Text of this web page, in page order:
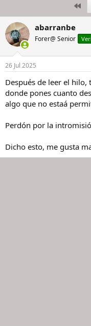
c
i
a
d
o
r
d
e
h
i
o
h
a
e
i
c
o
abarranbe
Forer@ Senior
26 Jul 2025
Después de leer el
donde pones cuanto
algo que no estaá
Perdón por la
Dicho esto, me gusta